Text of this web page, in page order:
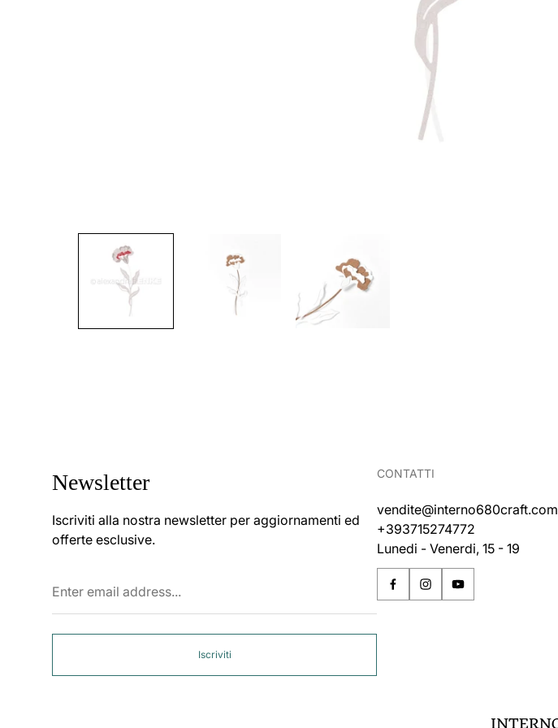
Newsletter
Iscriviti alla nostra newsletter per aggiornamenti ed
offerte esclusive.
email
Iscriviti
CONTATTI
vendite@interno680craft.com
+393715274772
Lunedi - Venerdi, 15 - 19